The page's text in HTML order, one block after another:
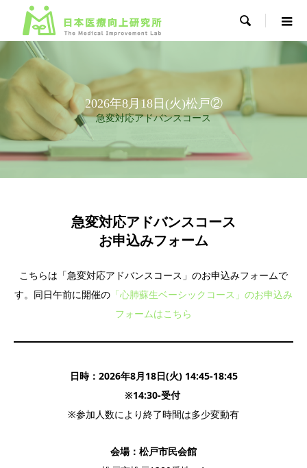

2026年8月18日(火)松戸②
急変対応アドバンスコース
急変対応アドバンスコース
お申込みフォーム
こちらは「急変対応アドバンスコース」のお申込みフォームで
す。同日午前に開催の 「心肺蘇生ベーシックコース」のお申込み
フォームはこちら
日時：2026年8月18日(火) 14:45-18:45
※14:30-受付
※参加人数により終了時間は多少変動有
会場：松戸市民会館